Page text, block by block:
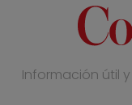
Información útil